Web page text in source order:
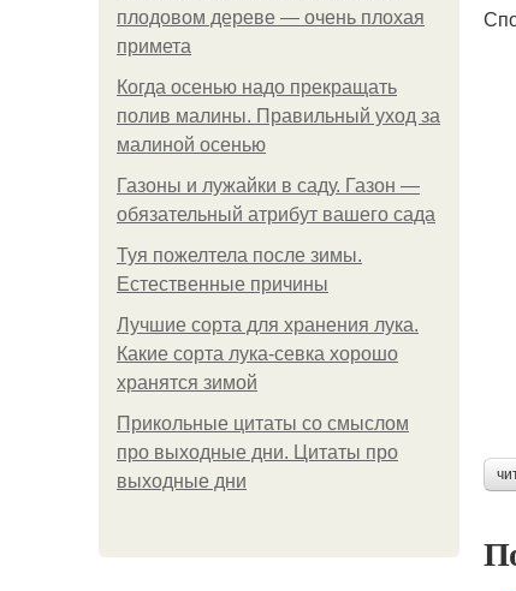
плодовом дереве — очень плохая
примета
Когда осенью надо прекращать
полив малины. Правильный уход за
малиной осенью
Газоны и лужайки в саду. Газон —
обязательный атрибут вашего сада
Туя пожелтела после зимы.
Естественные причины
Лучшие сорта для хранения лука.
Какие сорта лука-севка хорошо
хранятся зимой
Прикольные цитаты со смыслом
про выходные дни. Цитаты про
выходные дни